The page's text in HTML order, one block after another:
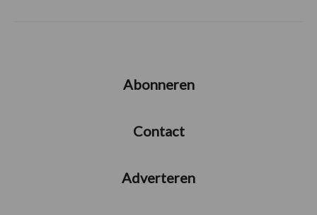
Abonneren
Contact
Adverteren